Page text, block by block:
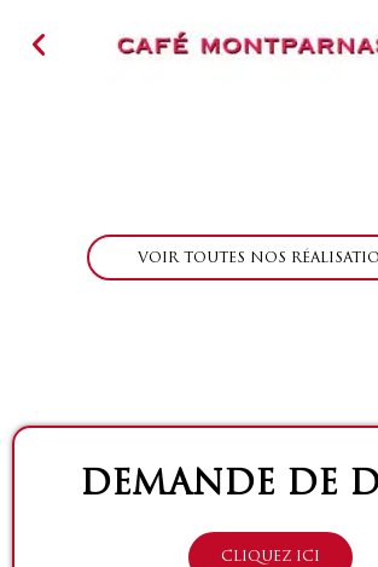
VOIR TOUTES NOS
DEMANDE DE
CLIQUEZ ICI